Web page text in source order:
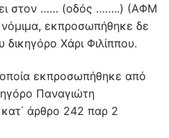
στον …… (οδός ……..) (ΑΦΜ
εκπροσωπήθηκε δε
Χάρι Φιλίππου.
εκπροσωπήθηκε από
Παναγιώτη
άρθρο 242 παρ 2